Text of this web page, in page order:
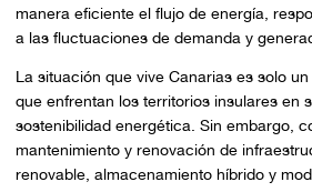
manera eficiente el flujo de energía,
a las fluctuaciones de demanda y
La situación que vive Canarias es solo
que enfrentan los territorios insulares en
sostenibilidad energética. Sin embargo,
mantenimiento y renovación de
renovable, almacenamiento híbrido y